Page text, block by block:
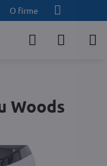
O firme
Woods